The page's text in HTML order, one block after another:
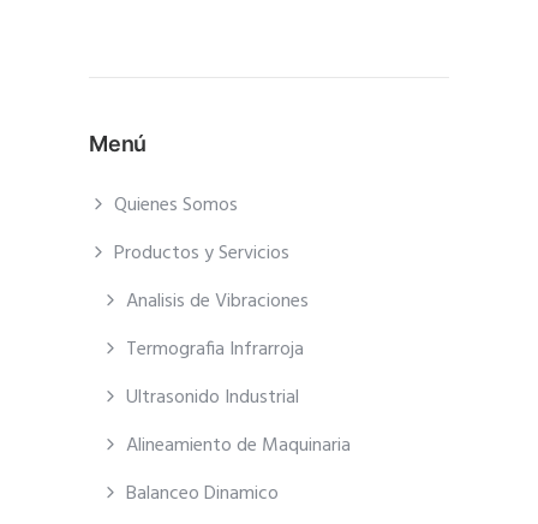
Menú
Quienes Somos
Productos y Servicios
Analisis de Vibraciones
Termografia Infrarroja
Ultrasonido Industrial
Alineamiento de Maquinaria
Balanceo Dinamico